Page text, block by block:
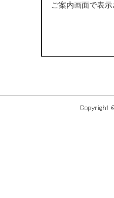
ご案内画面で表